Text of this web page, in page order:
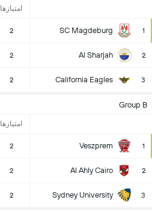
امتیازها
1
SC Magdeburg
2
2
Al Sharjah
2
3
California Eagles
2
Group B
امتیازها
1
Veszprem
2
2
Al Ahly Cairo
2
3
Sydney University
2